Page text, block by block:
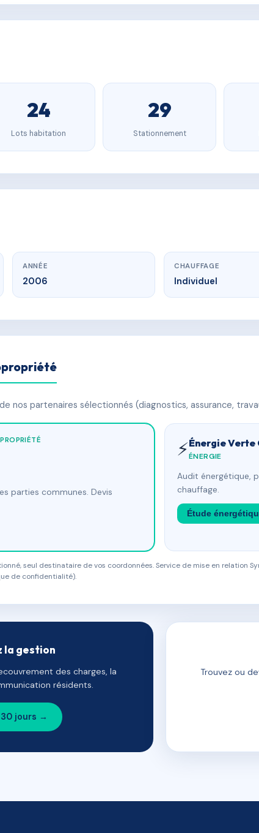
24
Lots habitation
29
Stationnement
ANNÉE
2006
CHAUFFAGE
Individuel
nos partenaires sélectionnés (diagnostics, assurance,
parties communes. Devis
⚡Énergie Verte
ÉNERGIE
Audit énergétique,
chauffage.
Étude
seul destinataire de vos coordonnées. Service de mise en relation
de confidentialité).
la gestion
des charges, la
résidents.
jours →
Trouvez ou